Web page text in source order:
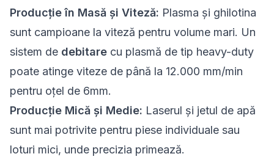
Producție în Masă și Viteză: Plasma și ghilotina
sunt campioane la viteză pentru volume mari. Un
sistem de debitare cu plasmă de tip heavy-duty
poate atinge viteze de până la 12.000 mm/min
pentru oțel de 6mm.
Producție Mică și Medie: Laserul și jetul de apă
sunt mai potrivite pentru piese individuale sau
loturi mici, unde precizia primează.